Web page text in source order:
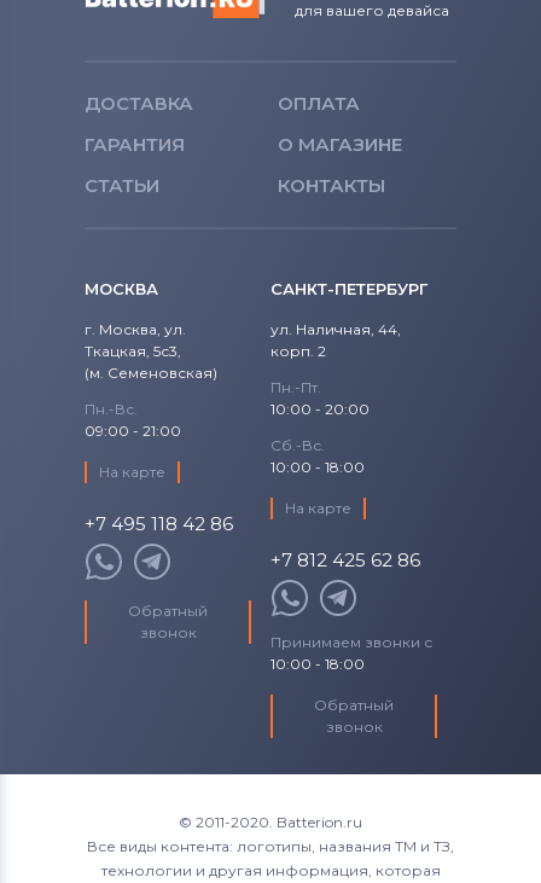
для вашего девайса
ДОСТАВКА
ОПЛАТА
ГАРАНТИЯ
О МАГАЗИНЕ
СТАТЬИ
КОНТАКТЫ
МОСКВА
г. Москва, ул.
Ткацкая, 5с3,
(м. Семеновская)
Пн.-Вс.
09:00 - 21:00
На карте
+7 495 118 42 86
Обратный
звонок
САНКТ-ПЕТЕРБУРГ
ул. Наличная, 44,
корп. 2
Пн.-Пт.
10:00 - 20:00
Сб.-Вс.
10:00 - 18:00
На карте
+7 812 425 62 86
Принимаем звонки с
10:00 - 18:00
Обратный
звонок
© 2011-2020. Batterion.ru
Все виды контента: логотипы, названия ТМ и ТЗ,
технологии и другая информация, которая